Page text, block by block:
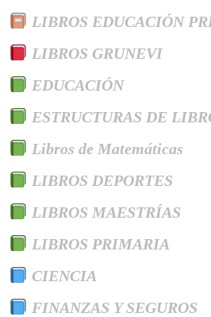
LIBROS EDUCACIÓN
LIBROS GRUNEVI
EDUCACIÓN
ESTRUCTURAS DE
Libros de Matemáticas
LIBROS DEPORTES
LIBROS MAESTRÍAS
LIBROS PRIMARIA
CIENCIA
FINANZAS Y SEGUROS